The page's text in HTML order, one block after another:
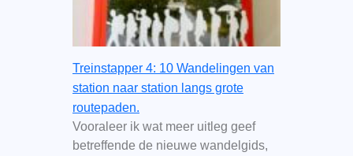
Treinstapper 4: 10 Wandelingen van
station naar station langs grote
routepaden.
Vooraleer ik wat meer uitleg geef
betreffende de nieuwe wandelgids,